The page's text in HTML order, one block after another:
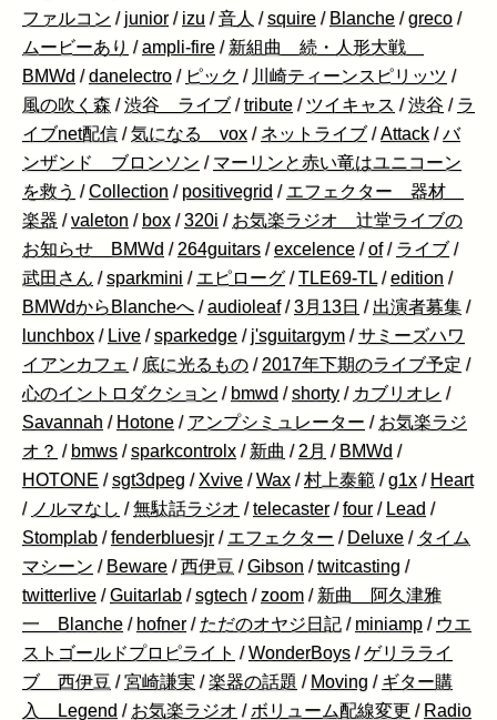
ファルコン / junior / izu /音人 /squire / Blanche /greco /
ムービーあり /ampli-fire / 新組曲 続・人形大戦
BMWd /danelectro / ピック / 川崎ティーンスピリッツ /
風の吹く森 /渋谷 ライブ /tribute / ツイキャス /渋谷 / ラ
イブnet配信 /気になる vox / ネットライブ /Attack /バ
ンザンド ブロンソン / マーリンと赤い竜はユニコーン
を救う /Collection / positivegrid / エフェクター 器材
楽器 /valeton / box /320i / お気楽ラジオ 辻堂ライブの
お知らせ BMWd / 264guitars /excelence /of / ライブ /
武田さん /sparkmini / エピローグ /TLE69-TL /edition /
BMWdからBlancheへ /audioleaf /3月13日 / 出演者募集 /
lunchbox / Live /sparkedge / j'sguitargym /サミーズハワ
イアンカフェ / 底に光るもの / 2017年下期のライブ予定 /
心のイントロダクション / bmwd /shorty / カブリオレ /
Savannah / Hotone / アンプシミュレーター / お気楽ラジ
オ？ / bmws /sparkcontrolx / 新曲 / 2月 / BMWd /
HOTONE /sgt3dpeg / Xvive /Wax /村上泰範 /g1x / Heart
/ ノルマなし /無駄話ラジオ /telecaster /four / Lead /
Stomplab /fenderbluesjr / エフェクター / Deluxe / タイム
マシーン / Beware /西伊豆 /Gibson /twitcasting /
twitterlive /Guitarlab /sgtech /zoom / 新曲 阿久津雅
一 Blanche / hofner / ただのオヤジ日記 / miniamp / ウエ
ストゴールドプロピライト /WonderBoys /ゲリラライ
ブ 西伊豆 /宮崎謙実 /楽器の話題 / Moving / ギター購
入 Legend / お気楽ラジオ / ボリューム配線変更 / Radio